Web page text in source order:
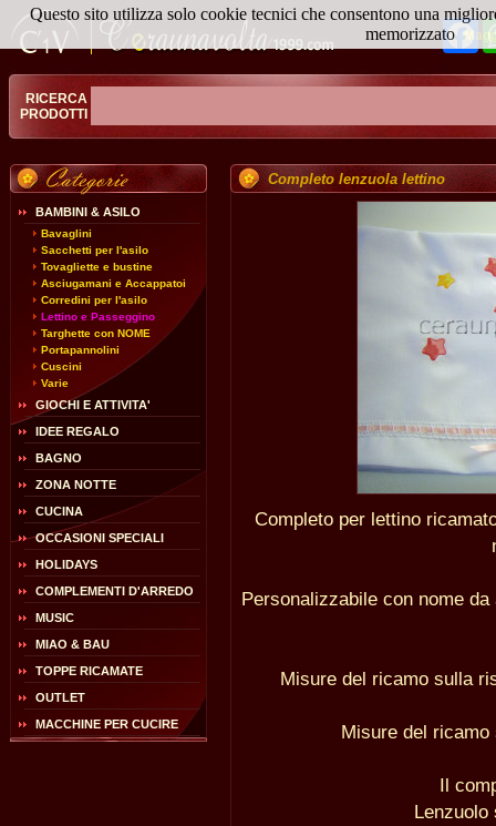
RICERCA
PRODOTTI
BAMBINI & ASILO
Bavaglini
Sacchetti per l'asilo
Tovagliette e bustine
Asciugamani e Accappatoi
Corredini per l'asilo
Lettino e Passeggino
Targhette con NOME
Portapannolini
Cuscini
Varie
GIOCHI E ATTIVITA'
IDEE REGALO
BAGNO
ZONA NOTTE
CUCINA
OCCASIONI SPECIALI
HOLIDAYS
COMPLEMENTI D'ARREDO
MUSIC
MIAO & BAU
TOPPE RICAMATE
OUTLET
MACCHINE PER CUCIRE
Completo lenzuola lettino
Completo per lettino
Personalizzabile con nome
Misure del ricamo sulla
Misure del
Il
Lenzuolo
Questo sito utilizza solo cookie tecnici che consentono una
memorizzato